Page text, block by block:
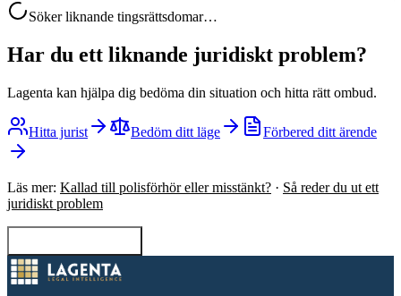
Söker liknande tingsrättsdomar…
Har du ett liknande juridiskt problem?
Lagenta kan hjälpa dig bedöma din situation och hitta rätt ombud.
Hitta jurist Bedöm ditt läge Förbered ditt ärende
Läs mer: Kallad till polisförhör eller misstänkt? · Så reder du ut ett
juridiskt problem